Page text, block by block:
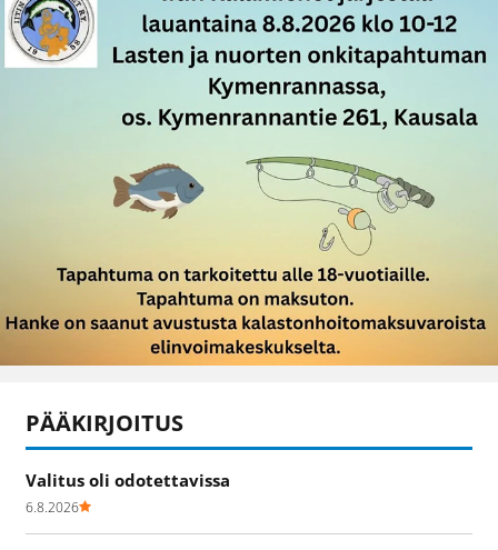
PÄÄKIRJOITUS
Valitus oli odotettavissa
6.8.2026